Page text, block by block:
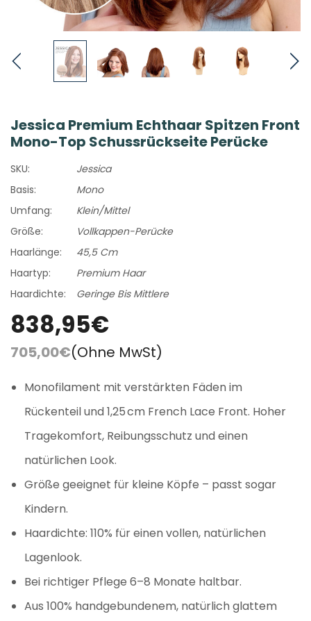
Jessica Premium Echthaar Spitzen Front
Mono-Top Schussrückseite Perücke
SKU:
Jessica
Basis:
Mono
Umfang:
Klein/Mittel
Größe:
Vollkappen-Perücke
Haarlänge:
45,5 Cm
Haartyp:
Premium Haar
Haardichte:
Geringe Bis Mittlere
838,95€
705,00€(Ohne MwSt)
Monofilament mit verstärkten Fäden im
Rückenteil und 1,25 cm French Lace Front. Hoher
Tragekomfort, Reibungsschutz und einen
natürlichen Look.
Größe geeignet für kleine Köpfe – passt sogar
Kindern.
Haardichte: 110% für einen vollen, natürlichen
Lagenlook.
Bei richtiger Pflege 6–8 Monate haltbar.
Aus 100% handgebundenem, natürlich glattem